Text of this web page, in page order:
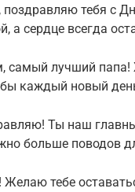
поздравляю тебя с
а сердце всегда
самый лучший папа!
каждый новый
Ты наш
больше поводов
Желаю тебе